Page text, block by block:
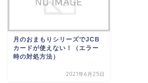
月のおまもりシリーズでJCB
カードが使えない！（エラー
時の対処方法）
2021年6月25日